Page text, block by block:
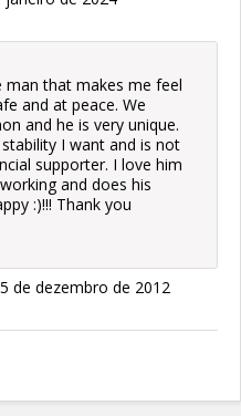
that makes me feel
and at peace. We
and he is very unique.
I want and is not
supporter. I love him
and does his
:)!!! Thank you
de dezembro de 2012